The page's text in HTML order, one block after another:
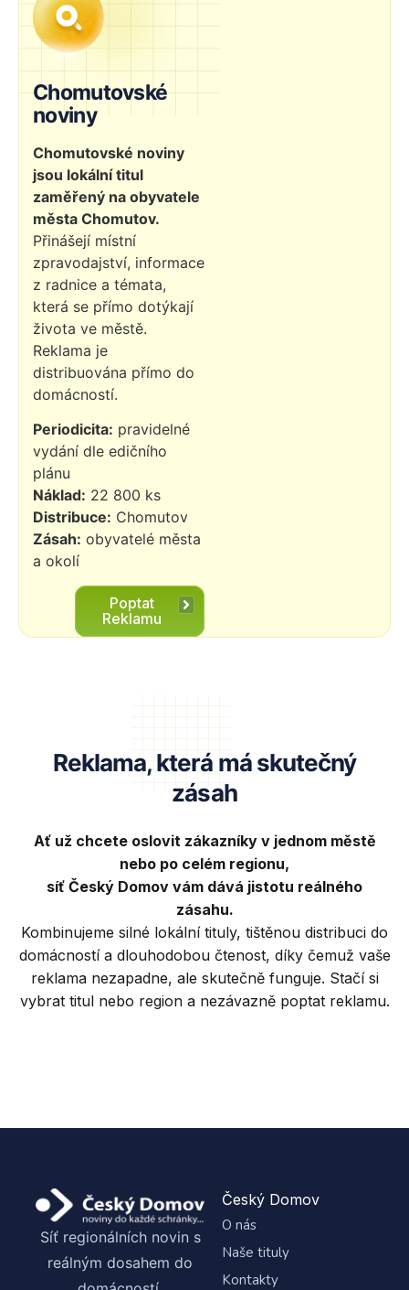
Chomutovské
noviny
Chomutovské noviny
jsou lokální titul
zaměřený na obyvatele
města Chomutov.
Přinášejí místní
zpravodajství, informace
z radnice a témata,
která se přímo dotýkají
života ve městě.
Reklama je
distribuována přímo do
domácností.
Periodicita: pravidelné
vydání dle edičního
plánu
Náklad: 22 800 ks
Distribuce: Chomutov
Zásah: obyvatelé města
a okolí
Poptat
Reklamu
Reklama, která má skutečný
zásah
Ať už chcete oslovit zákazníky v jednom městě
nebo po celém regionu,
síť Český Domov vám dává jistotu reálného
zásahu.
Kombinujeme silné lokální tituly, tištěnou distribuci do
domácností a dlouhodobou čtenost, díky čemuž vaše
reklama nezapadne, ale skutečně funguje. Stačí si
vybrat titul nebo region a nezávazně poptat reklamu.
Síť regionálních novin s
reálným dosahem do
Český Domov
O nás
Naše tituly
Kontakty